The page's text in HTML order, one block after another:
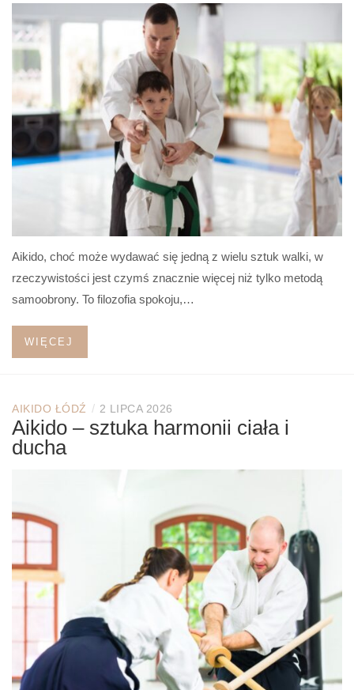
Aikido, choć może wydawać się jedną z wielu sztuk walki, w
rzeczywistości jest czymś znacznie więcej niż tylko metodą
samoobrony. To filozofia spokoju,…
WIĘCEJ
AIKIDO ŁÓDŹ / 2 LIPCA 2026
Aikido – sztuka harmonii ciała i
ducha